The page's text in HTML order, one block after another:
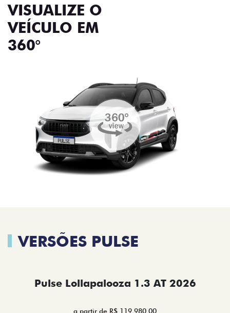
VISUALIZE O
VEÍCULO EM
360°
VERSÕES PULSE
Pulse Lollapalooza 1.3 AT 2026
a partir de R$ 119.980,00